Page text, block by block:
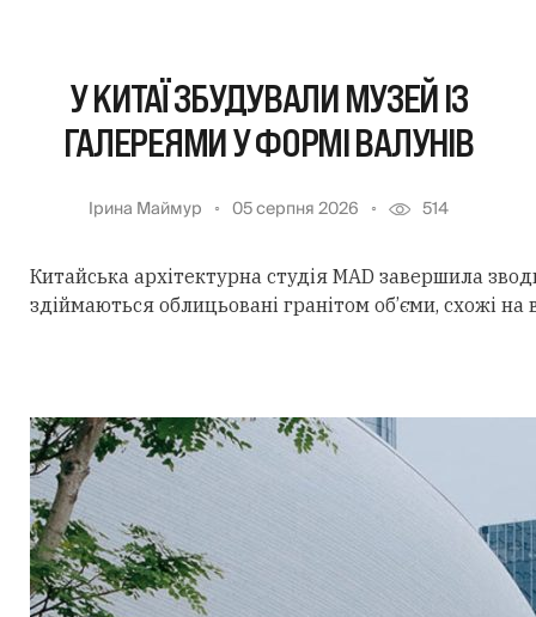
У КИТАЇ ЗБУДУВАЛИ МУЗЕЙ ІЗ
ГАЛЕРЕЯМИ У ФОРМІ ВАЛУНІВ
Ірина Маймур 05 серпня 2026 514
Китайська архітектурна студія MAD завершила
здіймаються облицьовані гранітом об’єми, схожі